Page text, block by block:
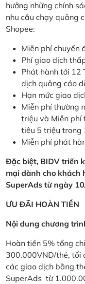
hưởng những chính
nhu cầu chạy quảng
Shopee:
Miễn phí chuyển
Phí giao dịch
Phát hành tới 12
dịch quảng cáo
Hạn mức giao
Miễn phí thường
triệu và Miễn phí
tiêu 5 triệu trong
Miễn phí phát
Đặc biệt, BIDV triển
mại dành cho khách
SuperAds từ ngày
ƯU ĐÃI HOÀN TIỀN
Nội dung chương
Hoàn tiền 5% tổng
300.000VND/thẻ, tối
các giao dịch bằng
SuperAds từ